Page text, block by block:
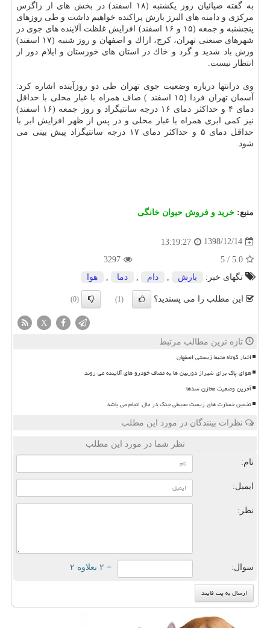
به گفته ضیائیان روز یكشنبه (۱۸ اسفند) در بخش های از زاگرس
مركزی و دامنه های البرز بارش پراكنده خواهیم داشت و طی روزهای
پنجشنبه و جمعه (۱۵ و ۱۶ اسفند) افزایش غلظت آلاینده های جوی در
شهرهای صنعتی تهران، كرج، اراك و اصفهان و روز شنبه (۱۷ اسفند)
وزش باد شدید و گرد و خاك در استان های خوزستان و ایلام دور از
انتظار نیست.
وی درانتها درباره وضعیت جوی تهران طی دو روزآینده اشاره كرد:
آسمان تهران فردا (۱۵ اسفند ) صاف همراه با غبار محلی با حداقل
دمای ۴ و حداكثر دمای ۱۶ درجه سانتیگراد و روز جمعه (۱۶ اسفند)
نیز كمی ابری همراه با غبار محلی و در پس از ظهر افزایش ابر با
حداقل دمای ۵ و حداكثر دمای ۱۷ درجه سانتیگراد پیش بینی می
شود.
منبع: خرید و فروش حیوان خانگی
1398/12/14
13:19:27
5.0
/
5
3297
تگهای خبر:
بارش دام دما هوا
این مطلب را می پسندید؟ (1)
(0)
X
تازه ترین مطالب مرتبط
اخبار کوتاه محیط زیستی اصفهان
هوای پاک برای شیراز دوربین ها به مصاف خودرو های آلاینده می روند
آخرین وضعیت مخازن سدها
تخمین خسارت های زیست محیطی جنگ در حال انجام می باشد
نظرات بینندگان در مورد این مطلب
نظر شما در مورد این مطلب
نام:
ایمیل:
نظر:
سوال: = ۲ بعلاوه ۲